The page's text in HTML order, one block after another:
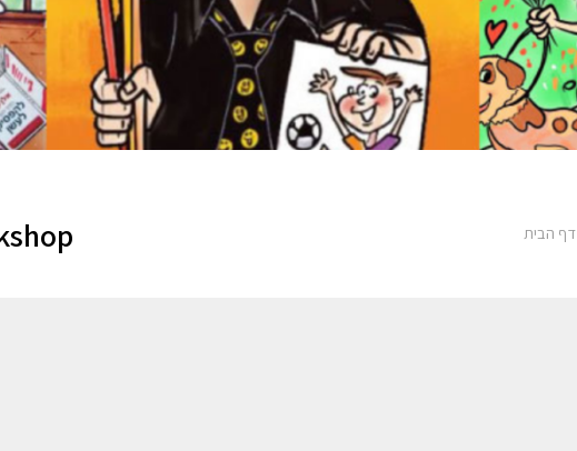
דף הבית